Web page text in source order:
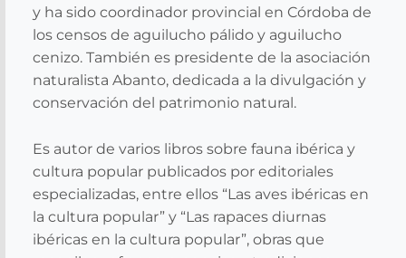
y ha sido coordinador provincial en Córdoba de
los censos de aguilucho pálido y aguilucho
cenizo. También es presidente de la asociación
naturalista Abanto, dedicada a la divulgación y
conservación del patrimonio natural.
Es autor de varios libros sobre fauna ibérica y
cultura popular publicados por editoriales
especializadas, entre ellos “Las aves ibéricas en
la cultura popular” y “Las rapaces diurnas
ibéricas en la cultura popular”, obras que